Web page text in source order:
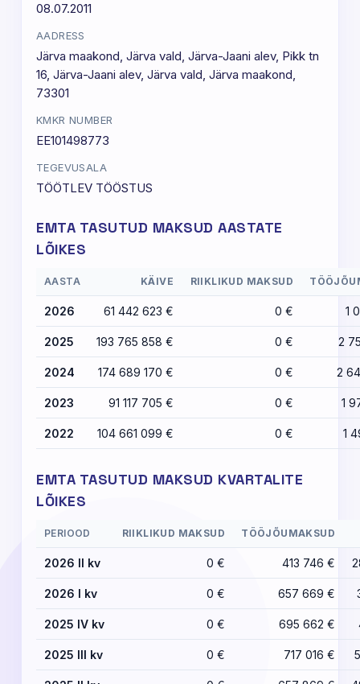
08.07.2011
AADRESS
Järva maakond, Järva vald, Järva-Jaani alev, Pikk tn
16, Järva-Jaani alev, Järva vald, Järva maakond,
73301
KMKR NUMBER
EE101498773
TEGEVUSALA
TÖÖTLEV TÖÖSTUS
EMTA TASUTUD MAKSUD AASTATE
LÕIKES
AASTA KÄIVE RIIKLIKUD MAKSUD
2026 61 442 623 € 0 € 1
2025 193 765 858 € 0 € 2
2024 174 689 170 € 0 € 2
2023 91 117 705 € 0 € 1
2022 104 661 099 € 0 € 1
EMTA TASUTUD MAKSUD KVARTALITE
LÕIKES
PERIOOD RIIKLIKUD MAKSUD TÖÖJÕUMAKSUD
2026 II kv 0 € 413 746 €
2026 I kv 0 € 657 669 €
2025 IV kv 0 € 695 662 €
2025 III kv 0 € 717 016 €